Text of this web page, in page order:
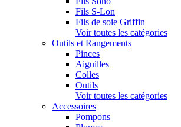
Fils S-Lon
Fils de soie Griffin
Voir toutes les catégories
Outils et Rangements
Pinces
Aiguilles
Colles
Outils
Voir toutes les catégories
Accessoires
Pompons